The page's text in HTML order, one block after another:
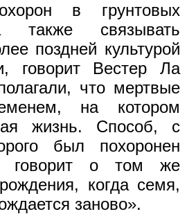
в грунтовых
также связывать
поздней культурой
говорит Вестер Ла
что мертвые
на котором
жизнь. Способ, с
был похоронен
говорит о том же
когда семя,
заново».